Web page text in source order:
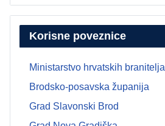
Korisne poveznice
Ministarstvo hrvatskih branitelja
Brodsko-posavska županija
Grad Slavonski Brod